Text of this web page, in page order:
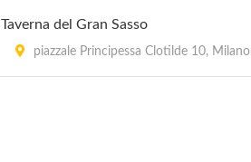
Ai Tre Pini
via Tullo Morgagni 19, Milano
Taverna del Gran Sasso
piazzale Principessa Clotilde 10, Milano